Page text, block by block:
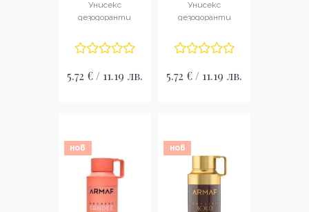
Унисекс
дезодоранти
5.72 € / 11.19 лв.
спрей
Унисекс
дезодоранти
5.72 € / 11.19 лв.
нов нов